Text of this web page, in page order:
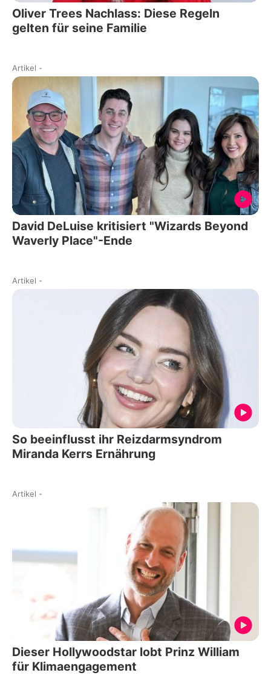
Oliver Trees Nachlass: Diese Regeln
gelten für seine Familie
Artikel -
David DeLuise kritisiert "Wizards Beyond
Waverly Place"-Ende
Artikel -
So beeinflusst ihr Reizdarmsyndrom
Miranda Kerrs Ernährung
Artikel -
Dieser Hollywoodstar lobt Prinz William
für Klimaengagement